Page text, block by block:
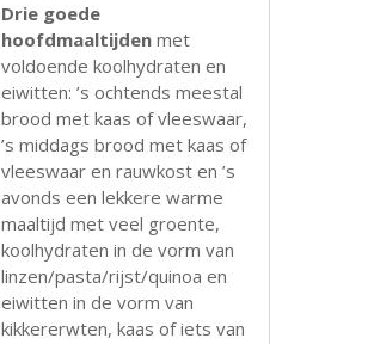
Drie goede
hoofdmaaltijden met
voldoende koolhydraten en
eiwitten: ’s ochtends meestal
brood met kaas of vleeswaar,
’s middags brood met kaas of
vleeswaar en rauwkost en ’s
avonds een lekkere warme
maaltijd met veel groente,
koolhydraten in de vorm van
linzen/pasta/rijst/quinoa en
eiwitten in de vorm van
kikkererwten, kaas of iets van